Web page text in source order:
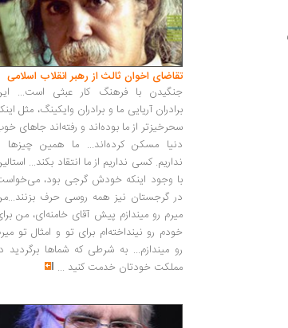
تقاضای اخوان ثالث از رهبر انقلاب اسلامی
جنگیدن با فرهنگ کار عبثی است...
برادران آریایی ما و برادران وایکینگ، مثل
سحرخیزتر از ما بوده‌اند و رفته‌اند جاهای
دنیا مسکن کرده‌اند... ما همین چیزها
نداریم. کسی نداریم از ما انتقاد بکند...
با وجود اینکه خودش گرجی بود،
در گرجستان نیز همه روسی حرف
میرم رو میندازم پیش آقای خامنه‌ای، من
خودم رو نینداخته‌ام برای تو و امثال تو
رو میندازم... به شرطی که شماها برگردید
مملکت خودتان خدمت کنید ...